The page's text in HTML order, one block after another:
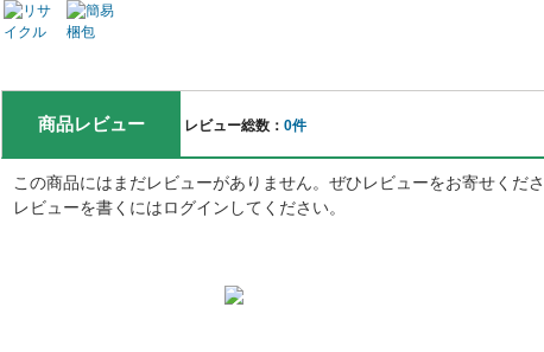
商品レビュー レビュー総数： 0件
この商品にはまだレビューがありません。ぜひレビューをお寄せくだ
レビューを書くにはログインしてください。